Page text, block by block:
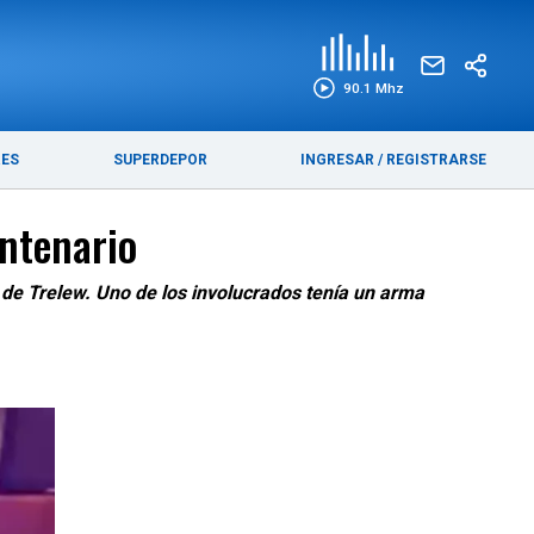
90.1 Mhz
SUPERDEPOR INGRESAR / REGISTRARSE
Trelew. Uno de los involucrados tenía un arma